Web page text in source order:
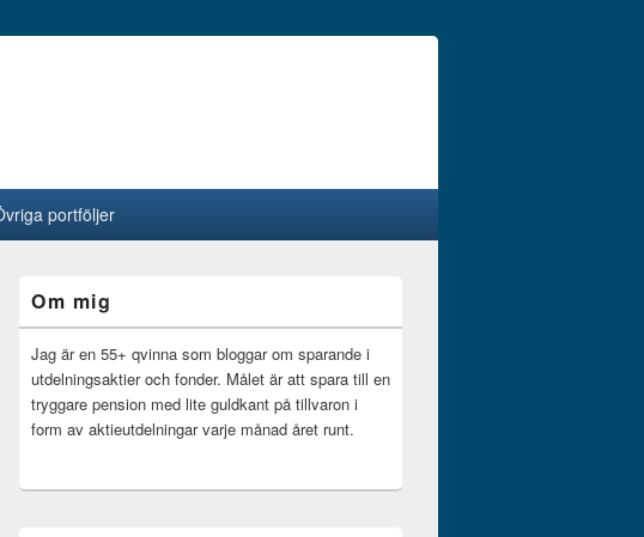
portföljer
sidofältet
Widget
område
Om mig
Jag är en 55+ qvinna som bloggar om sparande i
utdelningsaktier och fonder. Målet är att spara till en
tryggare pension med lite guldkant på tillvaron i
form av aktieutdelningar varje månad året runt.